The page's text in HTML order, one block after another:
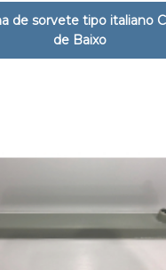
de sorvete tipo italiano
de Baixo